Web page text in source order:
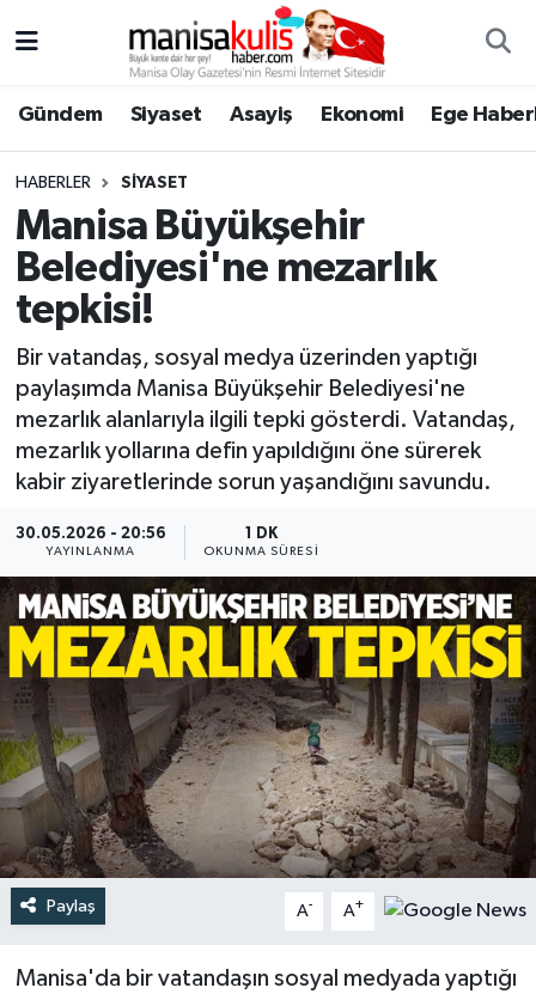
Gündem Siyaset Asayiş Ekonomi Ege
HABERLER SIYASET
Manisa Büyükşehir
Belediyesi'ne mezarlık
tepkisi!
Bir vatandaş, sosyal medya üzerinden yaptığı
paylaşımda Manisa Büyükşehir Belediyesi'ne
mezarlık alanlarıyla ilgili tepki gösterdi. Vatandaş,
mezarlık yollarına defin yapıldığını öne sürerek
kabir ziyaretlerinde sorun yaşandığını savundu.
30.05.2026 - 20:56
YAYINLANMA
1 DK
OKUNMA SÜRESI
Paylaş A- A+
Manisa'da bir vatandaşın sosyal medyada yaptığı
Ege Haberleri
Ekonomi
Genel
Resmi İlan
Siyaset
Türkiye
Yaşam
Yunusemre Hava Durumu
Yunusemre Trafik Yoğunluk Haritası
Süper Lig Puan Durumu ve Fikstür
Son Dakika Haberleri
Haber Arşivi